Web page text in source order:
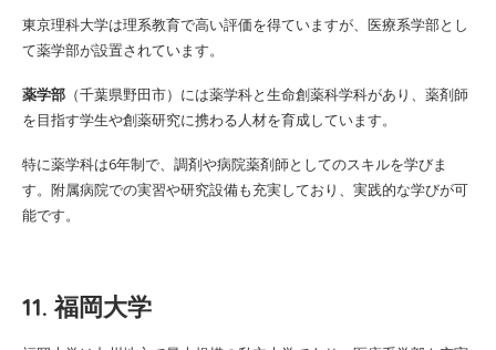
東京理科大学は理系教育で高い評価を得ていますが、医療系学部とし
て薬学部が設置されています。
薬学部 （千葉県野田市）には薬学科と生命創薬科学科があり、薬剤師
を目指す学生や創薬研究に携わる人材を育成しています。
特に薬学科は6年制で、調剤や病院薬剤師としてのスキルを学びま
す。附属病院での実習や研究設備も充実しており、実践的な学びが可
能です。
11. 福岡大学